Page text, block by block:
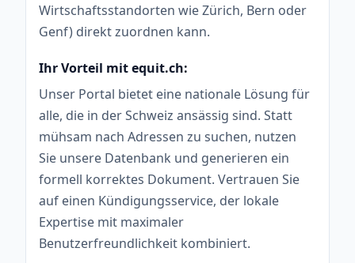
Wirtschaftsstandorten wie Zürich, Bern oder
Genf) direkt zuordnen kann.
Ihr Vorteil mit equit.ch:
Unser Portal bietet eine nationale Lösung für
alle, die in der Schweiz ansässig sind. Statt
mühsam nach Adressen zu suchen, nutzen
Sie unsere Datenbank und generieren ein
formell korrektes Dokument. Vertrauen Sie
auf einen Kündigungsservice, der lokale
Expertise mit maximaler
Benutzerfreundlichkeit kombiniert.